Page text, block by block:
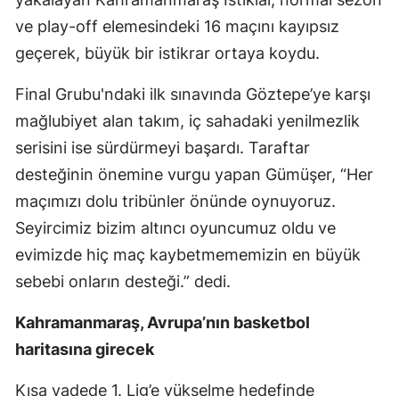
ve play-off elemesindeki 16 maçını kayıpsız
geçerek, büyük bir istikrar ortaya koydu.
Final Grubu'ndaki ilk sınavında Göztepe’ye karşı
mağlubiyet alan takım, iç sahadaki yenilmezlik
serisini ise sürdürmeyi başardı. Taraftar
desteğinin önemine vurgu yapan Gümüşer, “Her
maçımızı dolu tribünler önünde oynuyoruz.
Seyircimiz bizim altıncı oyuncumuz oldu ve
evimizde hiç maç kaybetmememizin en büyük
sebebi onların desteği.” dedi.
Kahramanmaraş, Avrupa’nın basketbol
haritasına girecek
Kısa vadede 1. Lig’e yükselme hedefinde